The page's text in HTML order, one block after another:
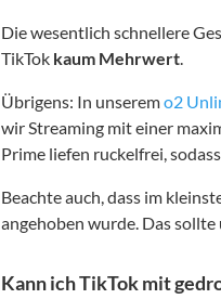
Die wesentlich schnellere
TikTok kaum Mehrwert.
Übrigens: In unseremo2
wir Streaming mit einer
Prime liefen ruckelfrei,
Beachte auch, dass im
angehoben wurde. Das
Kann ich TikTok mit